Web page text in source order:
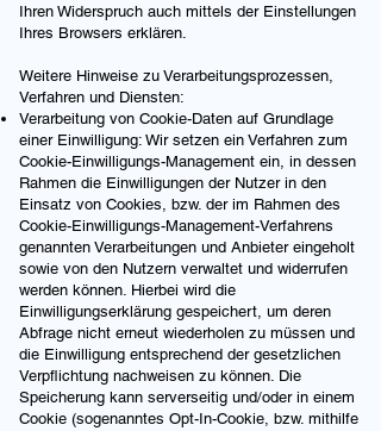
Ihren Widerspruch auch mittels der Einstellungen
Ihres Browsers erklären.
Weitere Hinweise zu Verarbeitungsprozessen,
Verfahren und Diensten:
Verarbeitung von Cookie-Daten auf Grundlage
einer Einwilligung: Wir setzen ein Verfahren zum
Cookie-Einwilligungs-Management ein, in dessen
Rahmen die Einwilligungen der Nutzer in den
Einsatz von Cookies, bzw. der im Rahmen des
Cookie-Einwilligungs-Management-Verfahrens
genannten Verarbeitungen und Anbieter eingeholt
sowie von den Nutzern verwaltet und widerrufen
werden können. Hierbei wird die
Einwilligungserklärung gespeichert, um deren
Abfrage nicht erneut wiederholen zu müssen und
die Einwilligung entsprechend der gesetzlichen
Verpflichtung nachweisen zu können. Die
Speicherung kann serverseitig und/oder in einem
Cookie (sogenanntes Opt-In-Cookie, bzw. mithilfe